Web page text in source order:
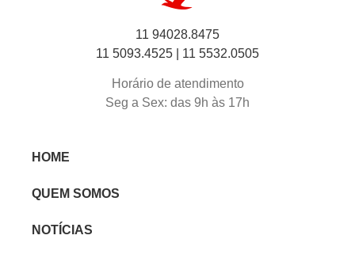
11 94028.8475
11 5093.4525 | 11 5532.0505
Horário de atendimento
Seg a Sex: das 9h às 17h
HOME
QUEM SOMOS
NOTÍCIAS